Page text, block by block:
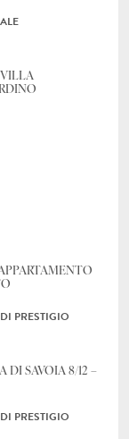
VILLA
PRESTIGIO
DI SAVOIA 8/12 –
PRESTIGIO